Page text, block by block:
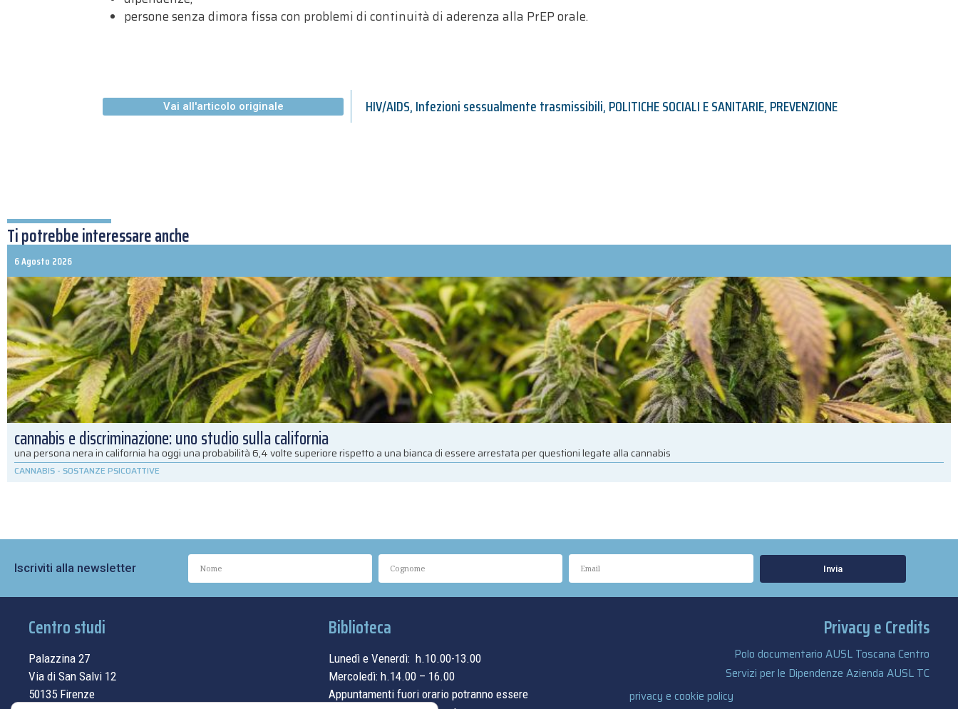
persone senza dimora fissa con problemi di continuità di aderenza alla PrEP orale.
Vai all'articolo originale HIV/AIDS,Infezioni sessualmente trasmissibili,POLITICHE SOCIALI E SANITARIE,PREVENZIONE
Ti potrebbe interessare anche
6 Agosto 2026
cannabis e discriminazione: uno studio sulla california
una persona nera in california ha oggi una probabilità 6,4 volte superiore rispetto a una bianca di essere arrestata per questioni legate alla cannabis
CANNABIS - SOSTANZE PSICOATTIVE
Iscriviti alla newsletter Invia
Centro studi
Palazzina 27
Via di San Salvi 12
50135 Firenze
Biblioteca
Lunedì e Venerdì: h.10.00-13.00
Mercoledì: h.14.00 – 16.00
Appuntamenti fuori orario potranno essere
Privacy e Credits
Polo documentario AUSL Toscana Centro
Servizi per le Dipendenze Azienda AUSL TC
privacy e cookie policy